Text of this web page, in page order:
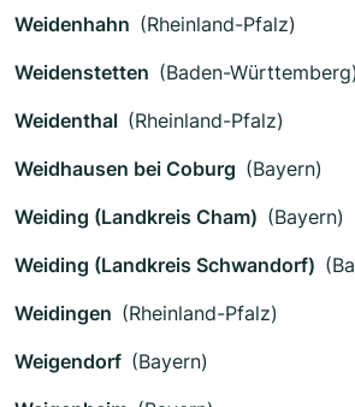
Weidenhahn (Rheinland-Pfalz)
Weidenstetten (Baden-Württemberg)
Weidenthal (Rheinland-Pfalz)
Weidhausen bei Coburg (Bayern)
Weiding (Landkreis Cham) (Bayern)
Weiding (Landkreis Schwandorf)
Weidingen (Rheinland-Pfalz)
Weigendorf (Bayern)